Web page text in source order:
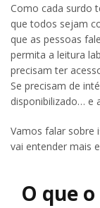
Como cada surdo
que todos sejam
que as pessoas
permita a leitura
precisam ter
Se precisam de
disponibilizado… e
Vamos falar sobre
vai entender mais
O que